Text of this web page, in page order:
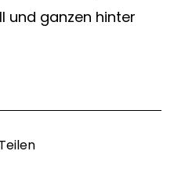
und ganzen hinter
Teilen